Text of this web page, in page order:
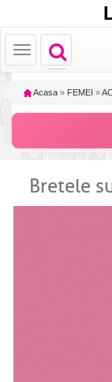
Toggle
navigation
Toggle
navigation
Acasa » FEMEI »
Bretele